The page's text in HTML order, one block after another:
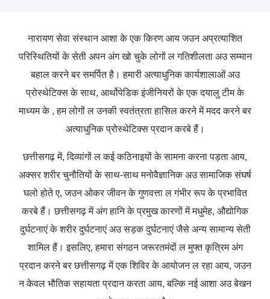
नारायण सेवा संस्थान आशा के एक किरण आय जउन अप्रत्याशित
परिस्थितियों के सेती अपन अंग खो चुके लोगों ल गतिशीलता अउ सम्मान
बहाल करने बर समर्पित है। हमारी अत्याधुनिक कार्यशालाओं अउ
प्रोस्थेटिक्स के साथ, आर्थोपेडिक इंजीनियरों के एक दयालु टीम के
माध्यम के , हम लोगों ल उनकी स्वतंत्रता हासिल करने में मदद करने बर
अत्याधुनिक प्रोस्थेटिक्स प्रदान करबे हैं।
छत्तीसगढ़ में, दिव्यांगों ल कई कठिनाइयों के सामना करना पड़ता आय,
अक्सर शरीर चुनौतियों के साथ-साथ मनोवैज्ञानिक अउ सामाजिक संघर्ष
घलो होते ए, जउन ओकर जीवन के गुणवत्ता ल गंभीर रूप के प्रभावित
करबे हैं। छत्तीसगढ़ में अंग हानि के प्रमुख कारणों में मधुमेह, औद्योगिक
दुर्घटनाएं के शरीर दुर्घटनाएं अउ सड़क दुर्घटनाएं जैसे अन्य सामान्य सेती
शामिल हैं। इसलिए, हमारा संगठन जरूरतमंदों ल मुफ्त कृत्रिम अंग
प्रदान करने बर छत्तीसगढ़ में एक शिविर के आयोजन ल रहा आय, जउन
न केवल भौतिक सहायता प्रदान करता आय, बल्कि नई आशा अउ बेखन